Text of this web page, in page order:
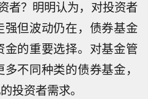
者？明明认为，对投资者
但波动仍在，债券基金
的重要选择。对基金管
不同种类的债券基金，
投资者需求。